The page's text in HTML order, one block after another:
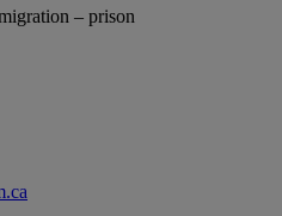
– prison